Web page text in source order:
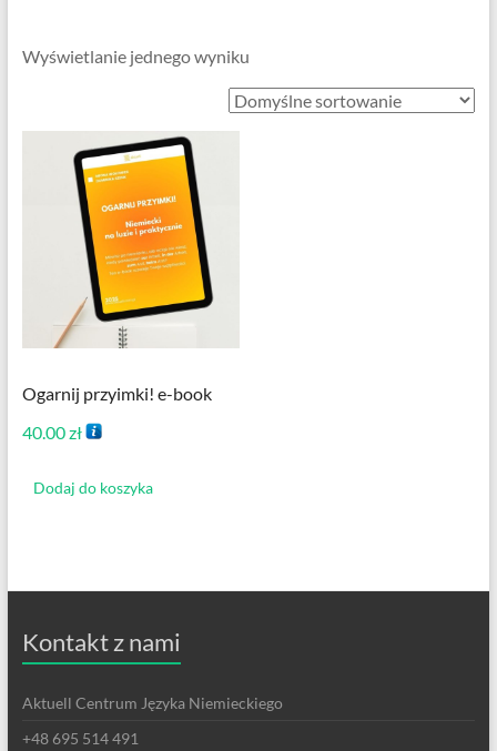
Niemieckiego
Wyświetlanie jednego wyniku
Ogarnij przyimki! e-book
40.00zł
Dodaj do koszyka
Kontakt z nami
Aktuell Centrum Języka Niemieckiego
+48 695 514 491